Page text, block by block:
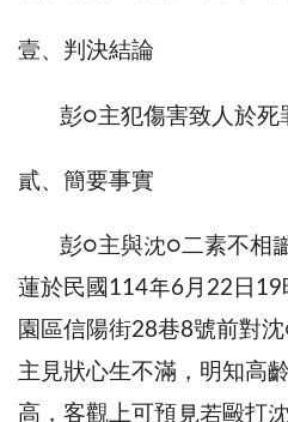
壹、判決結論
彭○主犯傷害致人於死
貳、簡要事實
彭○主與沈○二素不相
蓮於民國114年6月22日
園區信陽街28巷8號前對
主見狀心生不滿，明知高
高，客觀上可預見若毆打